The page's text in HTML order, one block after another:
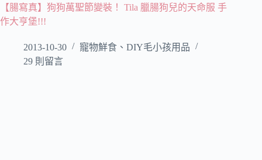
容【腸寫真】狗狗萬聖節變裝！ Tila 臘腸狗兒的天命服 手
作大亨堡!!!
2013-10-30
寵物鮮食、DIY毛小孩用品
29 則留言